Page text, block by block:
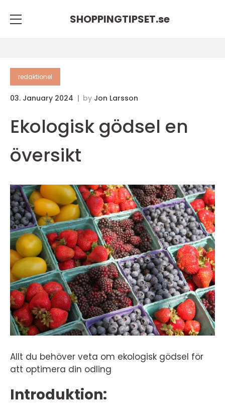
SHOPPINGTIPSET.se
redaktionel
03. January 2024 by Jon Larsson
Ekologisk gödsel en
översikt
Allt du behöver veta om ekologisk gödsel för
att optimera din odling
Introduktion: